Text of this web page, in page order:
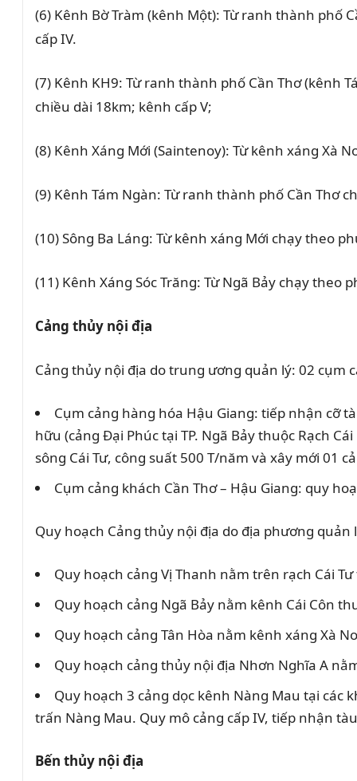
(6) Kênh Bờ Tràm (kênh Một): Từ ranh thành phố
cấp IV.
(7) Kênh KH9: Từ ranh thành phố Cần Thơ (kênh
chiều dài 18km; kênh cấp V;
(8) Kênh Xáng Mới (Saintenoy): Từ kênh xáng Xà
(9) Kênh Tám Ngàn: Từ ranh thành phố Cần Thơ
(10) Sông Ba Láng: Từ kênh xáng Mới chạy theo
(11) Kênh Xáng Sóc Trăng: Từ Ngã Bảy chạy
Cảng thủy nội địa
Cảng thủy nội địa do trung ương quản lý: 02 cụm
Cụm cảng hàng hóa Hậu Giang: tiếp nhận cỡ
hữu (cảng Đại Phúc tại TP. Ngã Bảy thuộc Rạch
sông Cái Tư, công suất 500 T/năm và xây mới 01
Cụm cảng khách Cần Thơ – Hậu Giang: quy
Quy hoạch Cảng thủy nội địa do địa phương quản
Quy hoạch cảng Vị Thanh nằm trên rạch Cái
Quy hoạch cảng Ngã Bảy nằm kênh Cái Côn
Quy hoạch cảng Tân Hòa nằm kênh xáng Xà
Quy hoạch cảng thủy nội địa Nhơn Nghĩa A
Quy hoạch 3 cảng dọc kênh Nàng Mau tại các
trấn Nàng Mau. Quy mô cảng cấp IV, tiếp nhận
Bến thủy nội địa